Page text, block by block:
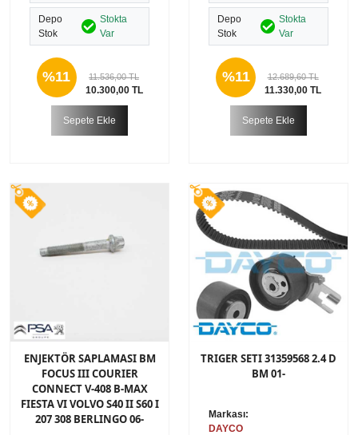
Depo
Stok
Stokta
Var
%11 11.536,00 TL
10.300,00 TL
Sepete Ekle
Depo
Stok
Stokta
Var
%11 12.689,60 TL
11.330,00 TL
Sepete Ekle
ENJEKTÖR SAPLAMASI BM
FOCUS III COURIER
CONNECT V-408 B-MAX
FIESTA VI VOLVO S40 II S60 I
207 308 BERLINGO 06-
TRIGER SETI 31359568 2.4 D
BM 01-
Markası:
DAYCO